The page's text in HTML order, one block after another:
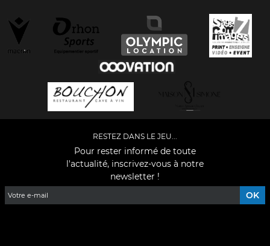
RESTEZ DANS LE JEU...
Pour rester informé de toute
l'actualité, inscrivez-vous à notre
newsletter !